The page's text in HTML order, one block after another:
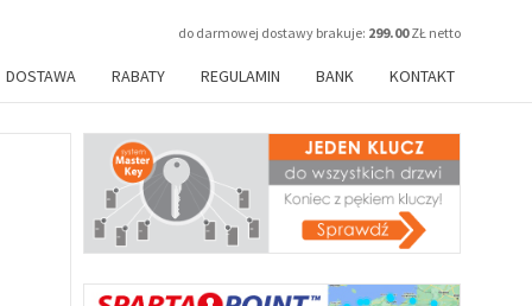
do darmowej dostawy brakuje: 299.00ZŁ netto
DOSTAWA RABATY REGULAMIN BANK KONTAKT